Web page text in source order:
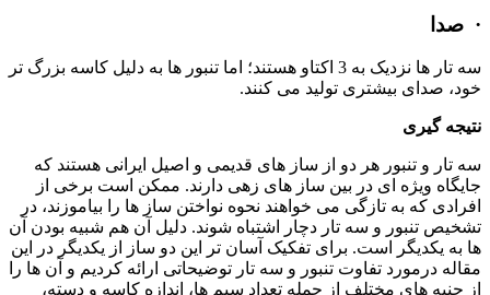
· صدا
سه تار ها نزدیک به 3 اکتاو هستند؛ اما تنبور ها به دلیل کاسه بزرگ تر
خود، صدای بیشتری تولید می کنند.
نتیجه گیری
سه تار و تنبور هر دو از ساز های قدیمی و اصیل ایرانی هستند که
جایگاه ویژه ای در بین ساز های زهی دارند. ممکن است برخی از
افرادی که به تازگی می خواهند نحوه نواختن ساز ها را بیاموزند، در
تشخیص تنبور و سه تار دچار اشتباه شوند. دلیل آن هم شبیه بودن آن
ها به یکدیگر است. برای تفکیک آسان تر این دو ساز از یکدیگر در این
مقاله درمورد تفاوت تنبور و سه تار توضیحاتی ارائه کردیم و آن ها را
از جنبه های مختلف از جمله تعداد سیم ها، اندازه کاسه و دسته،